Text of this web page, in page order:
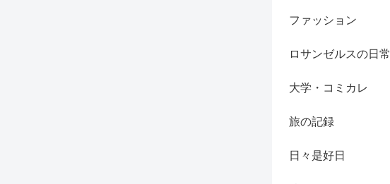
ファッション
ロサンゼルスの日常
大学・コミカレ
旅の記録
日々是好日